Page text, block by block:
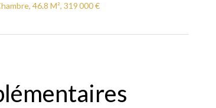
46.8 M², 319 000 €